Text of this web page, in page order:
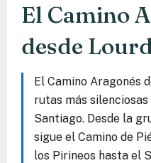
El Camino
desde
El Camino Aragonés
rutas más
Santiago. Desde la
sigue el Camino de
los Pirineos hasta el